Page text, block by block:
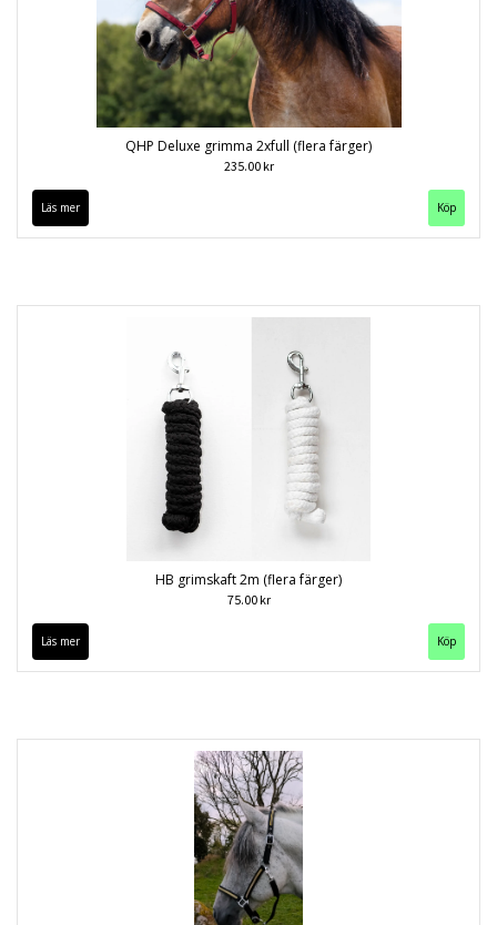
QHP Deluxe grimma 2xfull (flera färger)
235.00 kr
Läs mer Köp
HB grimskaft 2m (flera färger)
75.00 kr
Läs mer Köp